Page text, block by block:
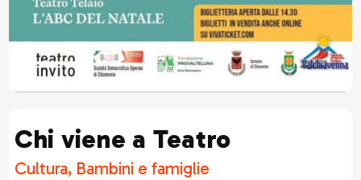
Chi viene a Teatro
Cultura, Bambini e famiglie